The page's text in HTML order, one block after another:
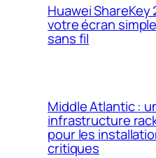
Huawei ShareKey
votre écran
sans fil
Middle Atlantic :
infrastructure
pour les
critiques